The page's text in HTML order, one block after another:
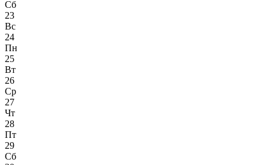
Сб
23
Вс
24
Пн
25
Вт
26
Ср
27
Чт
28
Пт
29
Сб